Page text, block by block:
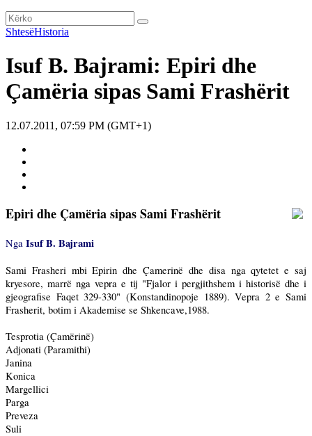
ShtesëHistoria
Isuf B. Bajrami: Epiri dhe
Çamëria sipas Sami Frashërit
12.07.2011, 07:59 PM (GMT+1)
Epiri dhe Çamëria sipas Sami Frashërit
Nga Isuf B. Bajrami
Sami Frasheri mbi Epirin dhe Çamerinë dhe disa nga qytetet e saj
kryesore, marrë nga vepra e tij "Fjalor i pergjithshem i historisë dhe i
gjeografise Faqet 329-330" (Konstandinopoje 1889). Vepra 2 e Sami
Frasherit, botim i Akademise se Shkencave,1988.
Tesprotia (Çamërinë)
Adjonati (Paramithi)
Janina
Konica
Margellici
Parga
Preveza
Suli